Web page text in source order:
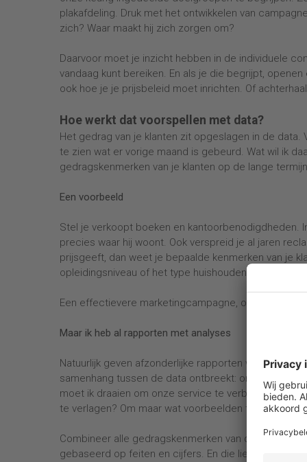
plakafdeling. Druk met het ontwikkelen van
zich? Waar maakt hij zich zorgen om?
Daarvoor moet je inzicht hebben in de individuele
vandaag kunt bereiken. En als je die begrijpt,
ook hoe je je prijsbeleid moet inrichten. Of
Hoe werkt dat voorspellen met data?
Het gedrag van je klanten zit opgeslagen in de
te zien wat er vorige maand is gebeurd. Wat wil ik
gedragskenmerken van je klanten op de lange
Een voorbeeld
Stel je verkoopt boeken en kantoorbenodigdheden.
precies waar hij woont. Ook verspreid je al jaren
prijsgeeft, dan weet je bepaalde kenmerken van je
opleidingsniveau of het type huishouden. Zo kun je
Een effectievere marketingcampagne, omdat je je
Maar ik heb al rapporten met analyses
Natuurlijk geven afzonderlijke rapporten wat
samenhang tussen de data ontbreekt: onder welke
moet ik draaien om onze service te verbeteren?
te verlagen? Om maar wat voorbeelden te noemen.
Combineer alle gedragskenmerken van de klant of
gebaseerd op feiten en cijfers. En die liegen niet.